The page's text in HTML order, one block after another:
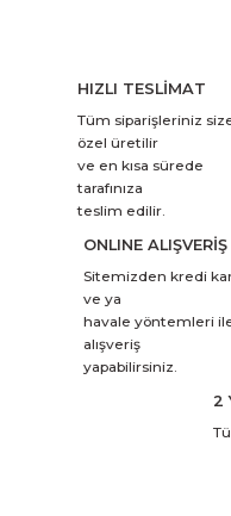
HIZLI TESLİMAT
Tüm siparişleriniz
özel üretilir
ve en kısa sürede
tarafınıza
teslim edilir.
ONLINE ALIŞVERİŞ
Sitemizden kredi
ve ya
havale yöntemleri
alışveriş
yapabilirsiniz.
2